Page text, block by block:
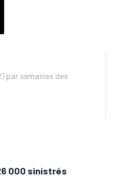
par semaines des
000 sinistrés